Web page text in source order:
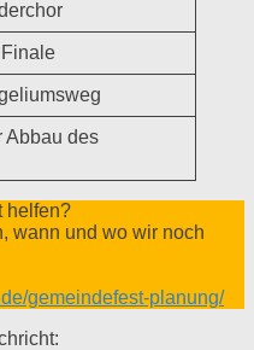
Abbau des
helfen?
wann und wo wir noch
gemeindefest-planung/